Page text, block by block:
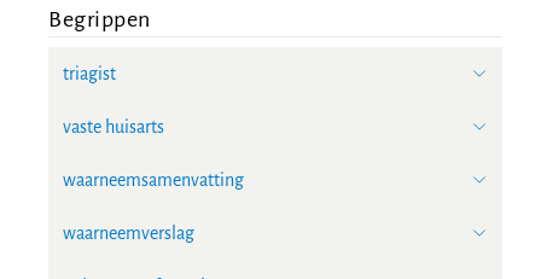
Begrippen
triagist
vaste huisarts
waarneemsamenvatting
waarneemverslag